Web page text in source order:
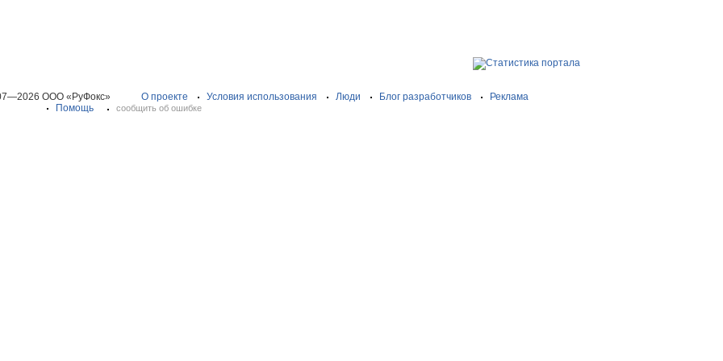
ООО «РуФокс» О проекте Условия использования Люди Блог разработчиков
Реклама
Помощь
сообщить об ошибке